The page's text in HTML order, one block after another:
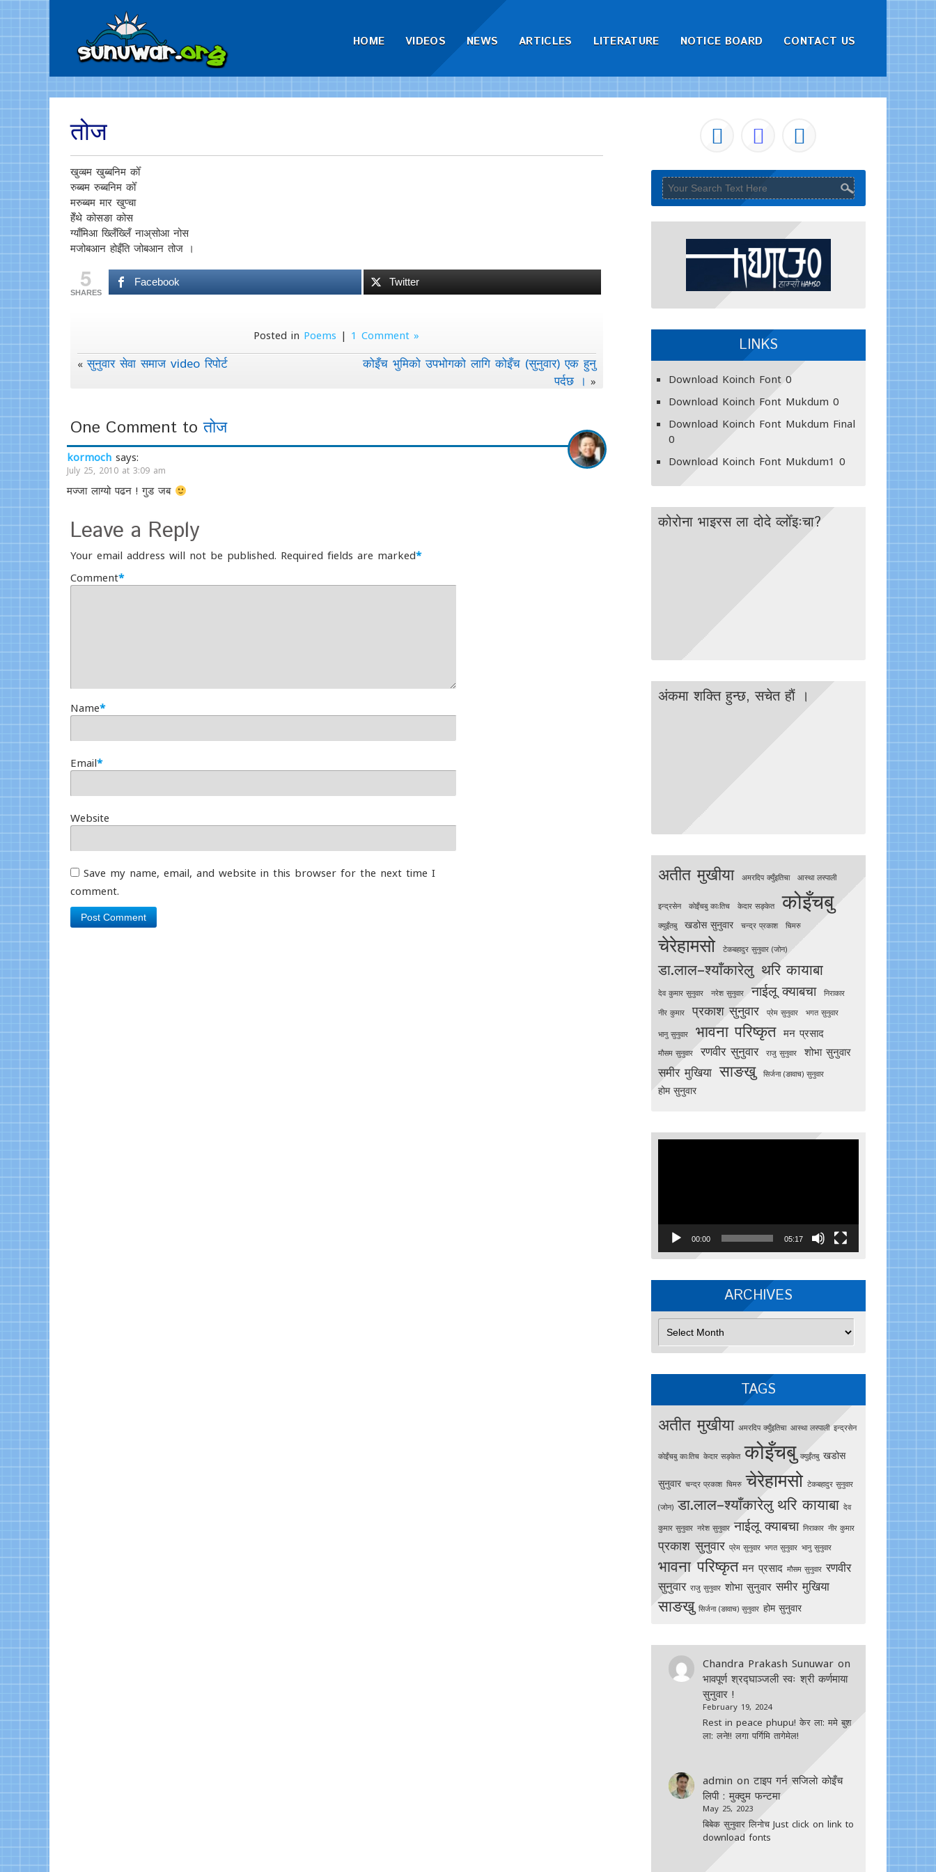
HOME VIDEOS NEWS ARTICLES LITERATURE NOTICE BOARD CONTACT US
तोज
खुव्बम खुब्बनिम कोँ
रुब्बम रुब्बनिम कोँ
मरुब्बम मार खुप्चा
हेँथे कोसङा कोस
ग्याँमिआ ख्लिँख्लिँ नाअ्सोआ नोस
मजोबआन होइँति जोबआन तोज ।
5
SHARES
Facebook Twitter
Posted in Poems | 1 Comment »
«सुनुवार सेवा समाज video रिपोर्ट
कोइँच भुमिको उपभोगको लागि कोइँच (सुनुवार) एक हुनु
पर्दछ । »
One Comment toतोज
kormoch says:
July 25, 2010 at 3:09 am
मज्जा लाग्यो पढन ! गुड जब
Leave a Reply
Your email address will not be published. Required fields are marked*
Comment*
Name*
Email*
Website
Save my name, email, and website in this browser for the next time I
comment.
LINKS
Download Koinch Font0
Download Koinch Font Mukdum 0
Download Koinch Font Mukdum Final
0
Download Koinch Font Mukdum1 0
कोरोना भाइरस ला दोदे व्लोँइःचा?
अंकमा शक्ति हुन्छ, सचेत हाैं ।
अतीत मुखीया अमरदिप क्युँइतिचा आस्था लस्पाली
इन्द्रसेन काेइँचबु काःतिच केदार सङ्केत कोइँचबु
क्युइँतबु खडोस सुनुवार चन्द्र प्रकाश चिमरु
चेरेहामसो टेकबहादुर सुनुवार (जोन)
डा.लाल–श्याँकारेलु थरि कायाबा
देव कुमार सुनुवार नरेश सुनुवार नाईलू क्याबचा
निराकार
नीर कुमार
प्रकाश सुनुवार प्रेम सुनुवार भगत सुनुवार
भानु सुनुवार भावना परिष्कृत मन प्रसाद
मौसम सुनुवार रणवीर सुनुवार राजु सुनुवार शोभा सुनुवार
समीर मुखिया साङखु सिर्जना (ङावाच) सुनुवार
होम सुनुवार
00:00 05:17
ARCHIVES
Archives
TAGS
अतीत मुखीया अमरदिप क्युँइतिचा आस्था लस्पाली इन्द्रसेन
काेइँचबु काःतिच केदार सङ्केत कोइँचबु क्युइँतबु खडोस
सुनुवार चन्द्र प्रकाश चिमरु चेरेहामसो टेकबहादुर सुनुवार
(जोन) डा.लाल–श्याँकारेलु थरि कायाबा देव
कुमार सुनुवार नरेश सुनुवार नाईलू क्याबचा निराकार नीर कुमार
प्रकाश सुनुवार प्रेम सुनुवार भगत सुनुवार भानु सुनुवार
भावना परिष्कृत मन प्रसाद मौसम सुनुवार रणवीर
सुनुवार राजु सुनुवार शोभा सुनुवार समीर मुखिया
साङखु सिर्जना (ङावाच) सुनुवार होम सुनुवार
Chandra Prakash Sunuwaron
भावपूर्ण श्रद्घाञ्जली स्वः श्री कर्णमाया
सुनुवार !
February 19, 2024
Rest in peace phupu! केर ला: ममे बुश
ला: लने!! लगा पर्गिमि तागेमेल!
admin onटाइप गर्न सजिलाे काेइँच
लिपी : मुक्दुम फन्टमा
May 25, 2023
बिबेक सुनुवार लिनोच Just click on link to
download fonts